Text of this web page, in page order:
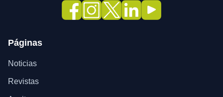
Páginas
Noticias
Revistas